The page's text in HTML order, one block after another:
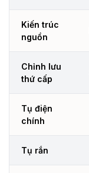
Kiến trúc
nguồn
Chỉnh lưu
thứ cấp
Tụ điện
chính
Tụ rắn